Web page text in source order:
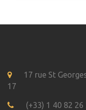
17 rue St
17
(+33) 1 40 82 26